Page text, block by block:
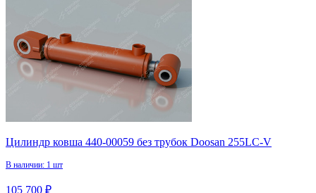
Цилиндр ковша 440-00059 без трубок Doosan 255LC-V
В наличии: 1 шт
105 700 ₽